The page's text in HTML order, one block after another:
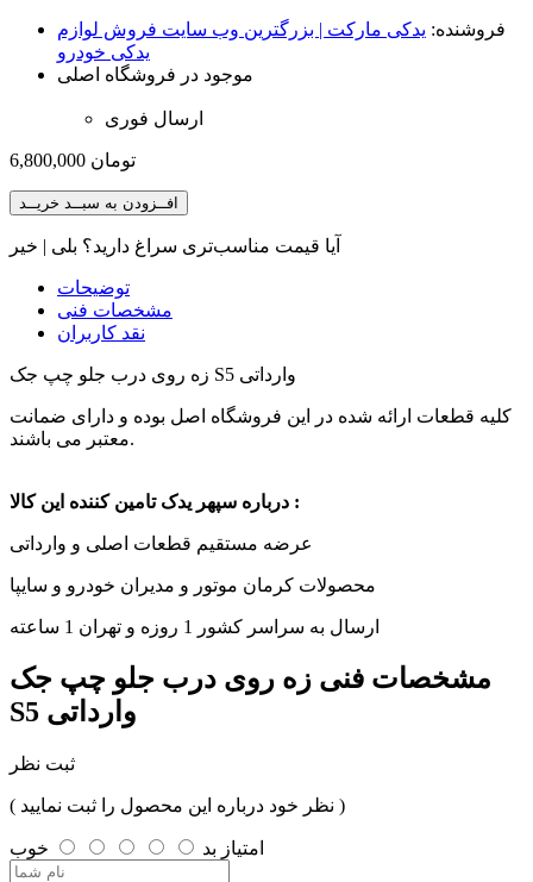
فروشنده: یدکی مارکت | بزرگترین وب سایت فروش لوازم
یدکی خودرو
موجود در فروشگاه اصلی
ارسال فوری
6,800,000 تومان
افــزودن به سبــد خریــد
آیا قیمت مناسب‌تری سراغ دارید؟ بلی | خیر
توضیحات
مشخصات فنی
نقد کاربران
زه روی درب جلو چپ جک S5 وارداتی
کلیه قطعات ارائه شده در این فروشگاه اصل بوده و دارای ضمانت
معتبر می باشند.
درباره سپهر یدک تامین کننده این کالا :
عرضه مستقیم قطعات اصلی و وارداتی
محصولات کرمان موتور و مدیران خودرو و سایپا
ارسال به سراسر کشور 1 روزه و تهران 1 ساعته
مشخصات فنی زه روی درب جلو چپ جک
S5 وارداتی
ثبت نظر
( نظر خود درباره این محصول را ثبت نمایید )
امتیاز بد خوب